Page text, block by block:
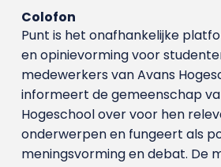
Colofon
Punt is het onafhankelijke
en opinievorming voor
medewerkers van Avans
informeert de gemeenschap
Hogeschool over voor hen
onderwerpen en fungeert als
meningsvorming en debat. De